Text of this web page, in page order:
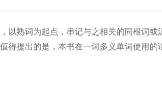
以熟词为起点，串记与之相关的同根词
得提出的是，本书在一词多义单词使用的